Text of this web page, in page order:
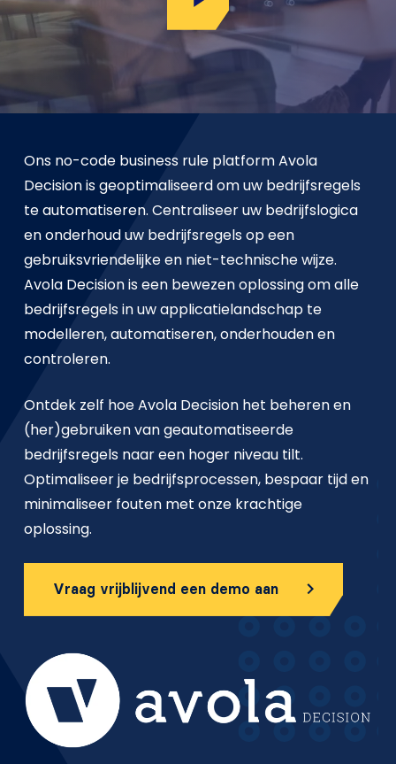
Ons no-code business rule platform Avola
Decision is geoptimaliseerd om uw bedrijfsregels
te automatiseren. Centraliseer uw bedrijfslogica
en onderhoud uw bedrijfsregels op een
gebruiksvriendelijke en niet-technische wijze.
Avola Decision is een bewezen oplossing om alle
bedrijfsregels in uw applicatielandschap te
modelleren, automatiseren, onderhouden en
controleren.
Ontdek zelf hoe Avola Decision het beheren en
(her)gebruiken van geautomatiseerde
bedrijfsregels naar een hoger niveau tilt.
Optimaliseer je bedrijfsprocessen, bespaar tijd en
minimaliseer fouten met onze krachtige
oplossing.
Vraag vrijblijvend een demo aan